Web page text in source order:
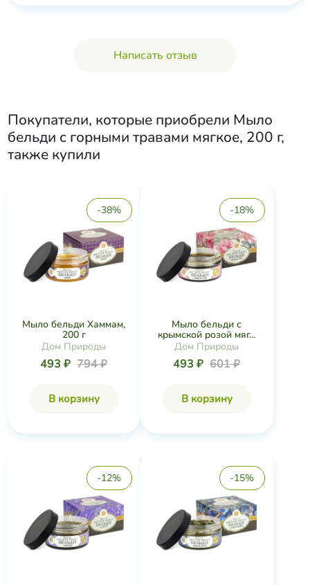
Написать отзыв
Покупатели, которые приобрели Мыло
бельди с горными травами мягкое, 200 г,
также купили
-38%
Мыло бельди Хаммам,
200 г
Дом Природы
493 ₽ 794 ₽
В корзину
-18%
Мыло бельди с
крымской розой мяг...
Дом Природы
493 ₽ 601 ₽
В корзину
-12% -15%